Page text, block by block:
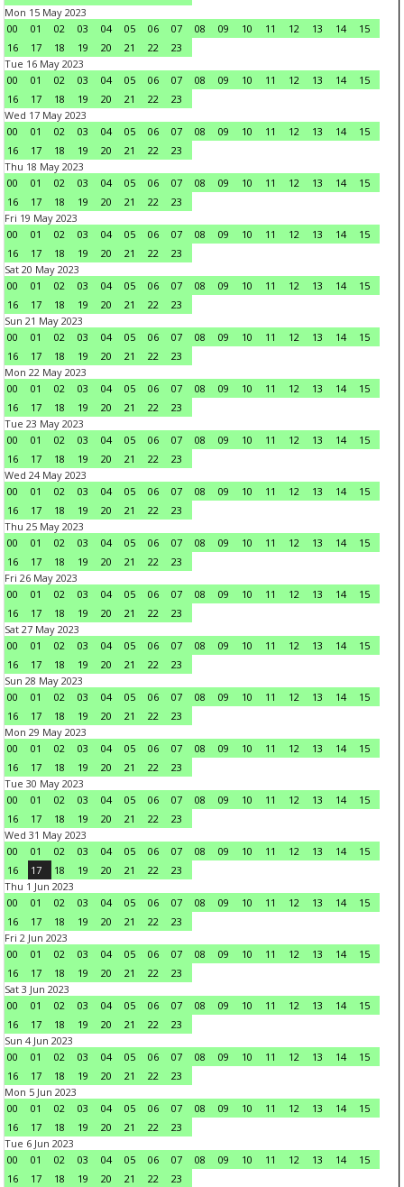
Mon 15 May 2023
00
01 02 03 04 05 06 07 08 09 10 11 12 13 14
15
16
17 18 19 20 21 22
23
Tue 16 May 2023
00
01 02 03 04 05 06 07 08 09 10 11 12 13 14
15
16
17 18 19 20 21 22
23
Wed 17 May 2023
00
01 02 03 04 05 06 07 08 09 10 11 12 13 14
15
16
17 18 19 20 21 22
23
Thu 18 May 2023
00
01 02 03 04 05 06 07 08 09 10 11 12 13 14
15
16
17 18 19 20 21 22
23
Fri 19 May 2023
00
01 02 03 04 05 06 07 08 09 10 11 12 13 14
15
16
17 18 19 20 21 22
23
Sat 20 May 2023
00
01 02 03 04 05 06 07 08 09 10 11 12 13 14
15
16
17 18 19 20 21 22
23
Sun 21 May 2023
00
01 02 03 04 05 06 07 08 09 10 11 12 13 14
15
16
17 18 19 20 21 22
23
Mon 22 May 2023
00
01 02 03 04 05 06 07 08 09 10 11 12 13 14
15
16
17 18 19 20 21 22
23
Tue 23 May 2023
00
01 02 03 04 05 06 07 08 09 10 11 12 13 14
15
16
17 18 19 20 21 22
23
Wed 24 May 2023
00
01 02 03 04 05 06 07 08 09 10 11 12 13 14
15
16
17 18 19 20 21 22
23
Thu 25 May 2023
00
01 02 03 04 05 06 07 08 09 10 11 12 13 14
15
16
17 18 19 20 21 22
23
Fri 26 May 2023
00
01 02 03 04 05 06 07 08 09 10 11 12 13 14
15
16
17 18 19 20 21 22
23
Sat 27 May 2023
00
01 02 03 04 05 06 07 08 09 10 11 12 13 14
15
16
17 18 19 20 21 22
23
Sun 28 May 2023
00
01 02 03 04 05 06 07 08 09 10 11 12 13 14
15
16
17 18 19 20 21 22
23
Mon 29 May 2023
00
01 02 03 04 05 06 07 08 09 10 11 12 13 14
15
16
17 18 19 20 21 22
23
Tue 30 May 2023
00
01 02 03 04 05 06 07 08 09 10 11 12 13 14
15
16
17 18 19 20 21 22
23
Wed 31 May 2023
00
01 02 03 04 05 06 07 08 09 10 11 12 13 14
15
16
17 18 19 20 21 22
23
Thu 1 Jun 2023
00
01 02 03 04 05 06 07 08 09 10 11 12 13 14
15
16
17 18 19 20 21 22
23
Fri 2 Jun 2023
00
01 02 03 04 05 06 07 08 09 10 11 12 13 14
15
16
17 18 19 20 21 22
23
Sat 3 Jun 2023
00
01 02 03 04 05 06 07 08 09 10 11 12 13 14
15
16
17 18 19 20 21 22
23
Sun 4 Jun 2023
00
01 02 03 04 05 06 07 08 09 10 11 12 13 14
15
16
17 18 19 20 21 22
23
Mon 5 Jun 2023
00
01 02 03 04 05 06 07 08 09 10 11 12 13 14
15
16
17 18 19 20 21 22
23
Tue 6 Jun 2023
00
01 02 03 04 05 06 07 08 09 10 11 12 13 14
15
16
17 18 19 20 21 22
23